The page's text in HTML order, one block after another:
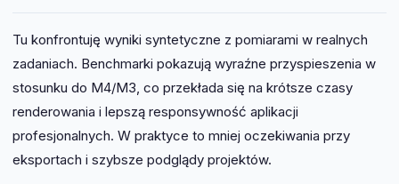
Tu konfrontuję wyniki syntetyczne z pomiarami w realnych
zadaniach. Benchmarki pokazują wyraźne przyspieszenia w
stosunku do M4/M3, co przekłada się na krótsze czasy
renderowania i lepszą responsywność aplikacji
profesjonalnych. W praktyce to mniej oczekiwania przy
eksportach i szybsze podglądy projektów.